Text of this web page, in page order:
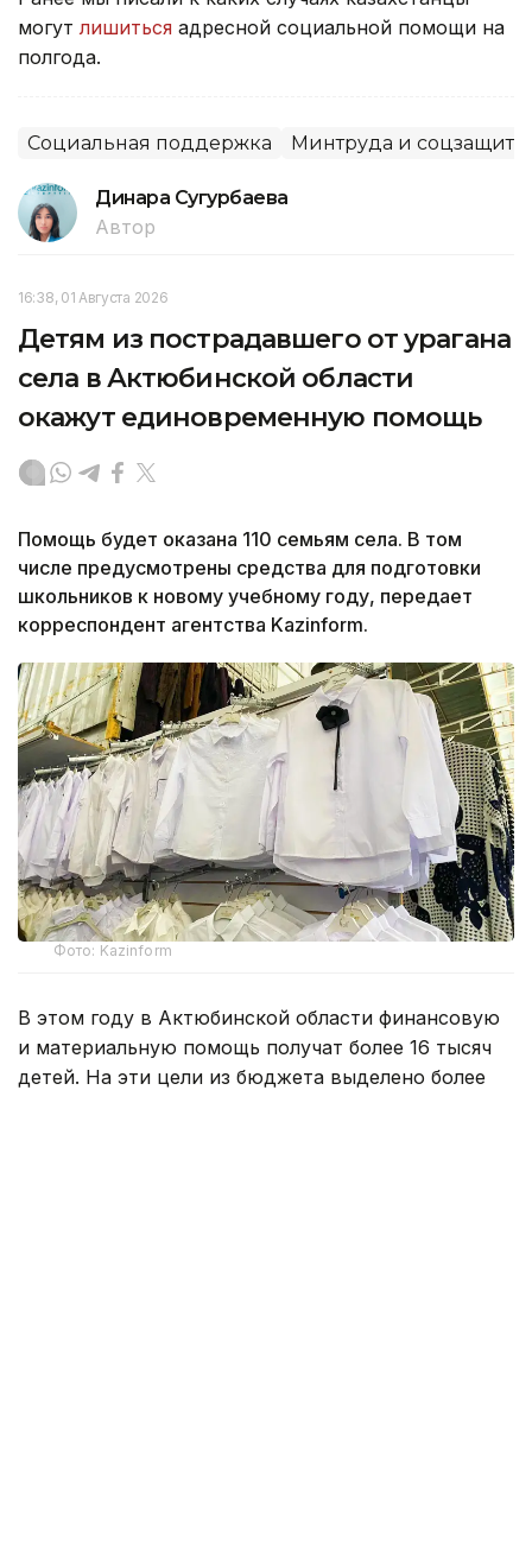
могутлишиться адресной социальной помощи на
полгода.
Социальная поддержка Минтруда и
Динара Сугурбаева
Автор
16:38, 01 Августа 2026
Детям из пострадавшего от урагана
села в Актюбинской области
окажут единовременную помощь
Помощь будет оказана 110 семьям села. В том
числе предусмотрены средства для подготовки
школьников к новому учебному году, передает
корреспондент агентства Kazinform.
Фото: Kazinform
В этом году в Актюбинской области финансовую
и материальную помощь получат более 16 тысяч
детей. На эти цели из бюджета выделено более